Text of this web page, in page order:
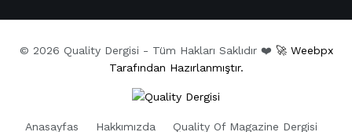
© 2026 Quality Dergisi - Tüm Hakları Saklıdır ❤️ 🚀 Weebpx
Tarafından Hazırlanmıştır.
Anasayfas Hakkımızda Quality Of Magazine Dergisi